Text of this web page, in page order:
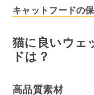
キャットフードの
猫に良いウェ
ドは？
高品質素材